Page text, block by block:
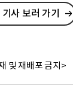
사 보러 가기
및 재배포 금지>